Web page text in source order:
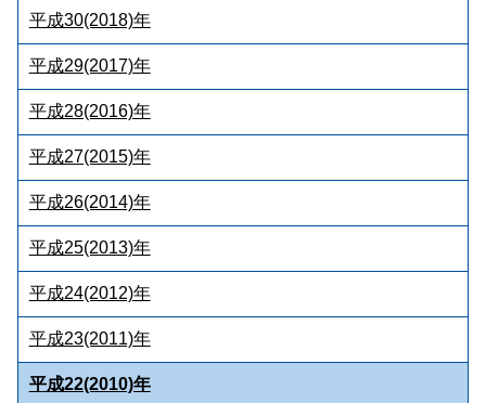
平成30(2018)年
平成29(2017)年
平成28(2016)年
平成27(2015)年
平成26(2014)年
平成25(2013)年
平成24(2012)年
平成23(2011)年
平成22(2010)年